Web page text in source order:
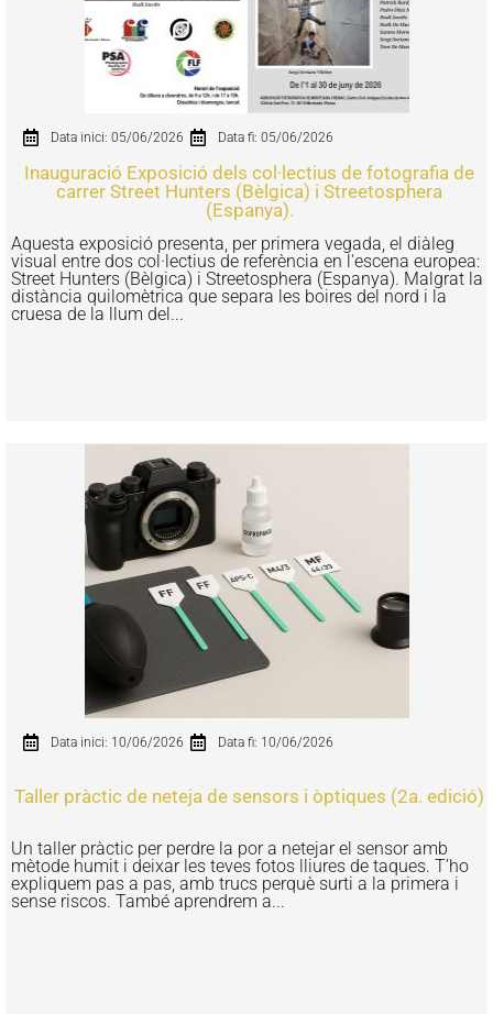
Data inici: 05/06/2026 Data fi: 05/06/2026
Inauguració Exposició dels col·lectius de fotografia de
carrer Street Hunters (Bèlgica) i Streetosphera
(Espanya).
Aquesta exposició presenta, per primera vegada, el diàleg
visual entre dos col·lectius de referència en l'escena europea:
Street Hunters (Bèlgica) i Streetosphera (Espanya). Malgrat la
distància quilomètrica que separa les boires del nord i la
cruesa de la llum del...
Data inici: 10/06/2026 Data fi: 10/06/2026
Taller pràctic de neteja de sensors i òptiques (2a. edició)
Un taller pràctic per perdre la por a netejar el sensor amb
mètode humit i deixar les teves fotos lliures de taques. T’ho
expliquem pas a pas, amb trucs perquè surti a la primera i
sense riscos. També aprendrem a...